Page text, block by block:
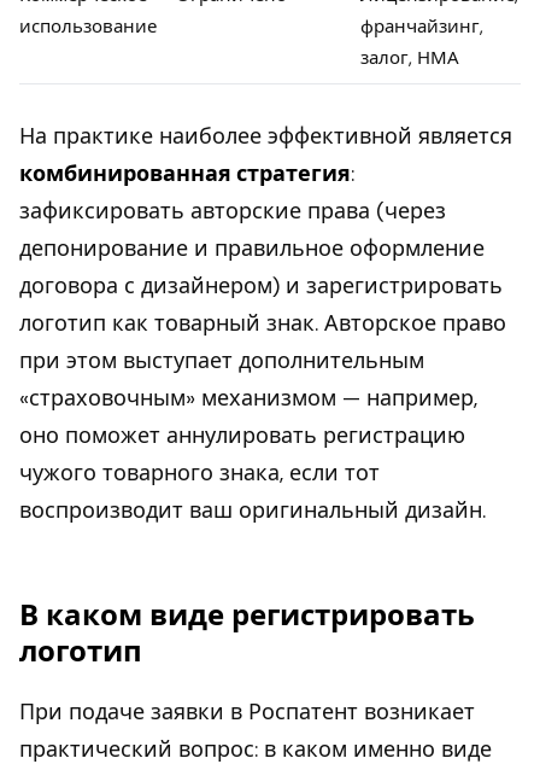
использование
франчайзинг,
залог, НМА
На практике наиболее эффективной является
комбинированная стратегия:
зафиксировать авторские права (через
депонирование и правильное оформление
договора с дизайнером) и зарегистрировать
логотип как товарный знак. Авторское право
при этом выступает дополнительным
«страховочным» механизмом — например,
оно поможет аннулировать регистрацию
чужого товарного знака, если тот
воспроизводит ваш оригинальный дизайн.
В каком виде регистрировать
логотип
При подаче заявки в Роспатент возникает
практический вопрос: в каком именно виде